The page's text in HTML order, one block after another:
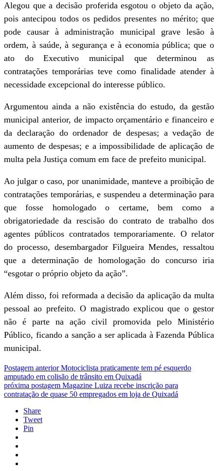
Alegou que a decisão proferida esgotou o objeto da ação,
pois antecipou todos os pedidos presentes no mérito; que
pode causar à administração municipal grave lesão à
ordem, à saúde, à segurança e à economia pública; que o
ato do Executivo municipal que determinou as
contratações temporárias teve como finalidade atender à
necessidade excepcional do interesse público.
Argumentou ainda a não existência do estudo, da gestão
municipal anterior, de impacto orçamentário e financeiro e
da declaração do ordenador de despesas; a vedação de
aumento de despesas; e a impossibilidade de aplicação de
multa pela Justiça comum em face de prefeito municipal.
Ao julgar o caso, por unanimidade, manteve a proibição de
contratações temporárias, e suspendeu a determinação para
que fosse homologado o certame, bem como a
obrigatoriedade da rescisão do contrato de trabalho dos
agentes públicos contratados temporariamente. O relator
do processo, desembargador Filgueira Mendes, ressaltou
que a determinação de homologação do concurso iria
“esgotar o próprio objeto da ação”.
Além disso, foi reformada a decisão da aplicação da multa
pessoal ao prefeito. O magistrado explicou que o gestor
não é parte na ação civil promovida pelo Ministério
Público, ficando a sanção a ser aplicada à Fazenda Pública
municipal.
Postagem anterior Motociclista praticamente tem pé esquerdo
amputado em colisão de trânsito em Quixadá
próxima postagem Magazine Luiza recebe inscrição para
contratação de quase 50 empregados em loja de Quixadá
Share
Tweet
Pin